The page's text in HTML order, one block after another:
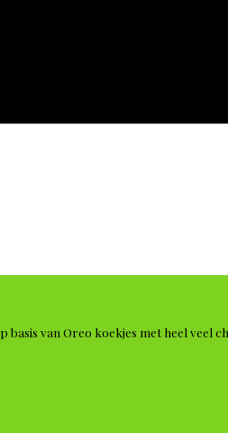
van Oreo koekjes met heel veel